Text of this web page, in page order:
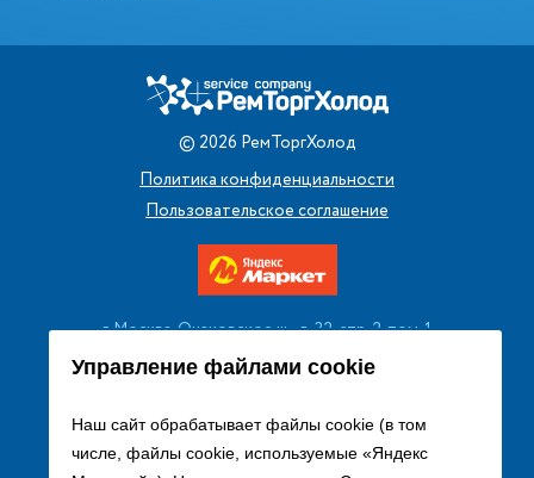
Управление файлами cookie
Наш сайт обрабатывает файлы cookie (в том
числе, файлы cookie, используемые «Яндекс
© 2026 РемТоргХолод
Политика конфиденциальности
Пользовательское соглашение
г. Москва, Очаковское ш., д. 32, стр. 2, пом. 1
+7 (495) 256 08 13
Заказать звонок
sales@remtorgholod.ru